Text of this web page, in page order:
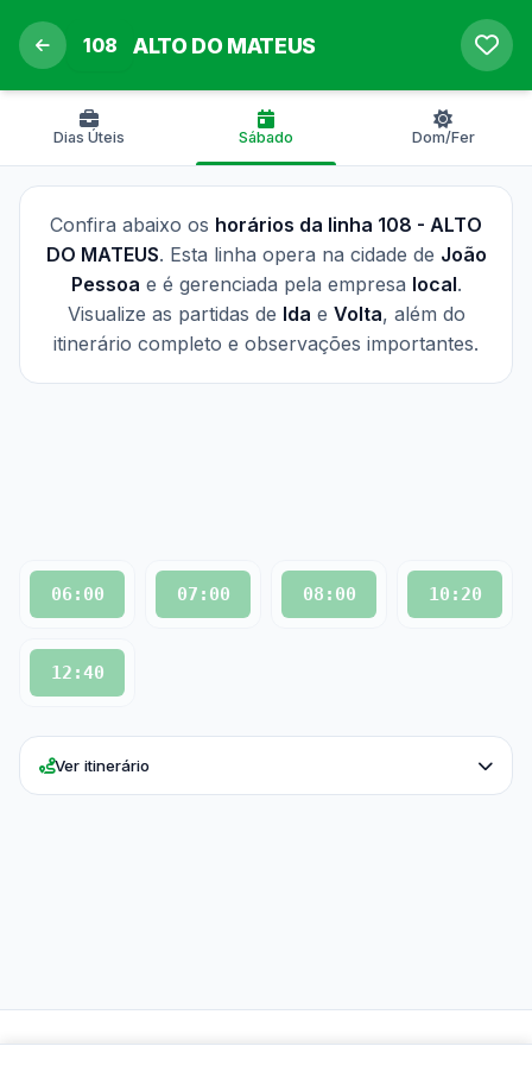
108 ALTO DO MATEUS
Dias Úteis Sábado Dom/Fer
Confira abaixo os horários da linha 108 - ALTO
DO MATEUS. Esta linha opera na cidade de João
Pessoa e é gerenciada pela empresa local.
Visualize as partidas de Ida e Volta, além do
itinerário completo e observações importantes.
06:00 07:00 08:00 10:20
12:40
Ver itinerário